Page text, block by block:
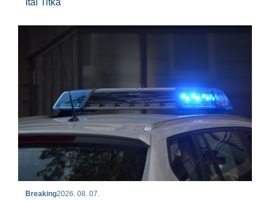
Breaking2026. 08. 07.